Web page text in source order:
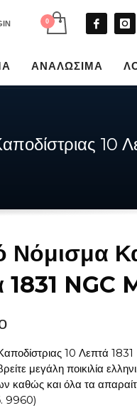
ΑΝΑΛΩΣΙΜΑ
10
Νόμισμα
1831 NGC
10 Λεπτά
μεγάλη ποικιλία
καθώς και όλα τα
9960)